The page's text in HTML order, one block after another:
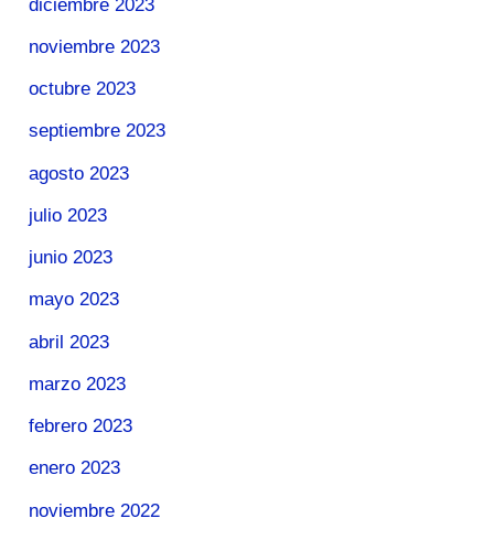
diciembre 2023
noviembre 2023
octubre 2023
septiembre 2023
agosto 2023
julio 2023
junio 2023
mayo 2023
abril 2023
marzo 2023
febrero 2023
enero 2023
noviembre 2022